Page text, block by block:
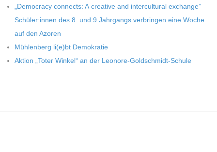
„Demo­cracy con­nects: A crea­tive and inter­cul­tu­ral exch­ange” –
Schüler:innen des 8. und 9 Jahr­gangs ver­brin­gen eine Woche
auf den Azoren
Müh­len­berg li(e)bt Demokratie
Aktion „Toter Win­kel“ an der Leonore-Goldschmidt-Schule